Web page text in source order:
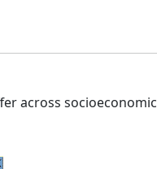
across socioeconomic